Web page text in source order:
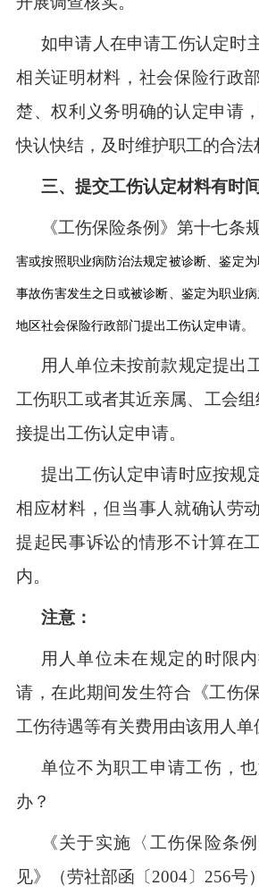
如申请人在申请工伤认定时
相关证明材料，社会保险行政
楚、权利义务明确的认定申请
快认快结，及时维护职工的合法
三、提交工伤认定材料有时
《工伤保险条例》第十七条
害或按照职业病防治法规定被诊断、鉴定
事故伤害发生之日或被诊断、鉴定为职业
地区社会保险行政部门提出工伤认定申请。
用人单位未按前款规定提出
工伤职工或者其近亲属、工会组
接提出工伤认定申请。
提出工伤认定申请时应按规
相应材料，但当事人就确认劳
提起民事诉讼的情形不计算在
内。
注意：
用人单位未在规定的时限
请，在此期间发生符合《工伤
工伤待遇等有关费用由该用人单
单位不为职工申请工伤，
办？
《关于实施〈工伤保险条
见》（劳社部函〔 2004〕256号